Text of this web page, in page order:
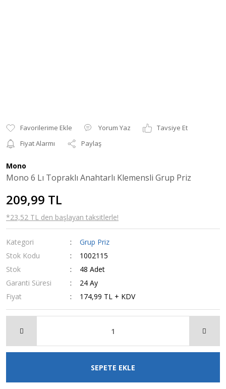
Yorum Yaz
Tavsiye Et
Fiyat Alarmı
Paylaş
Mono
Mono 6 Lı Topraklı Anahtarlı Klemensli Grup Priz
209,99 TL
*23,52 TL den başlayan taksitlerle!
Kategori
Grup Priz
Stok Kodu
1002115
Stok
48 Adet
Garanti Süresi
24 Ay
Fiyat
174,99 TL + KDV
SEPETE EKLE